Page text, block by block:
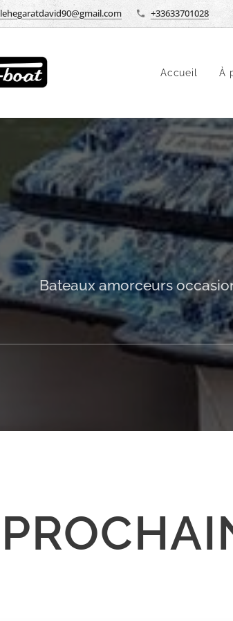
lehegaratdavid90@gmail.com +33633701028
Accueil À
Bateaux amorceurs